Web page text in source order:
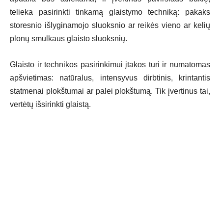
telieka pasirinkti tinkamą glaistymo techniką: pakaks
storesnio išlyginamojo sluoksnio ar reikės vieno ar kelių
plonų smulkaus glaisto sluoksnių.
Glaisto ir technikos pasirinkimui įtakos turi ir numatomas
apšvietimas: natūralus, intensyvus dirbtinis, krintantis
statmenai plokštumai ar palei plokštumą. Tik įvertinus tai,
vertėtų išsirinkti glaistą.